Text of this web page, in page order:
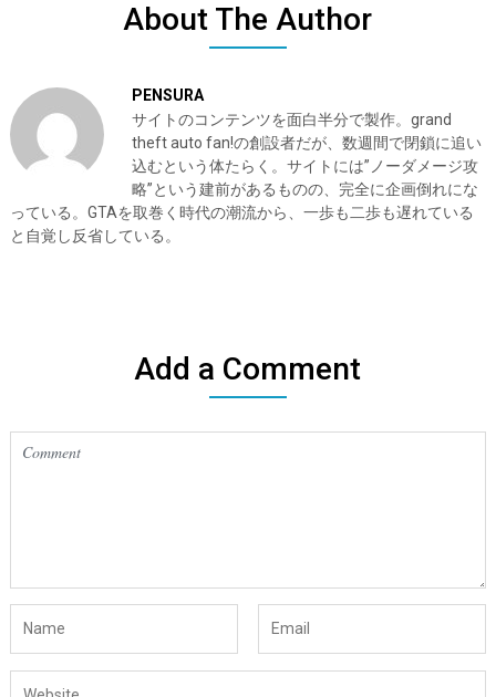
About The Author
PENSURA
サイトのコンテンツを面白半分で製作。grand
theft auto fan!の創設者だが、数週間で閉鎖に追い
込むという体たらく。サイトには”ノーダメージ攻
略”という建前があるものの、完全に企画倒れにな
っている。GTAを取巻く時代の潮流から、一歩も二歩も遅れている
と自覚し反省している。
Add a Comment